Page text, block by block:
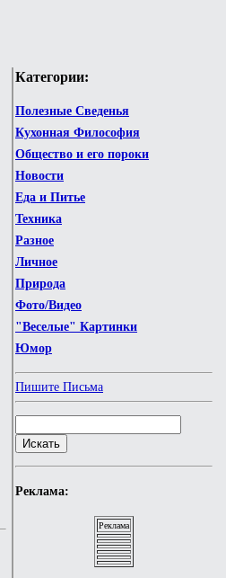
Категории:
Полезные Сведенья
Кухонная Философия
Общество и его пороки
Новости
Еда и Питье
Техника
Разное
Личное
Природа
Фото/Видео
"Веселые" Картинки
Юмор
Пишите Письма
Реклама:
Реклама